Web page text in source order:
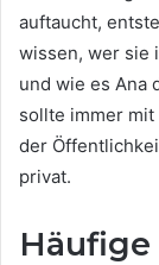
auftaucht,
wissen, wer sie
und wie es Ana
sollte immer
der
privat.
Häufige